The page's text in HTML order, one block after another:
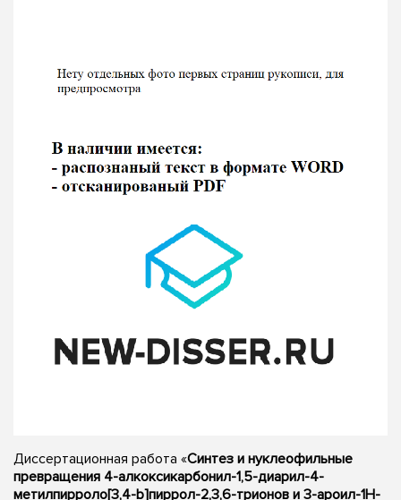
Диссертационная работа «Синтез и нуклеофильные
превращения 4-алкоксикарбонил-1,5-диарил-4-
метилпирроло[3,4-b]пиррол-2,3,6-трионов и 3-ароил-1H-